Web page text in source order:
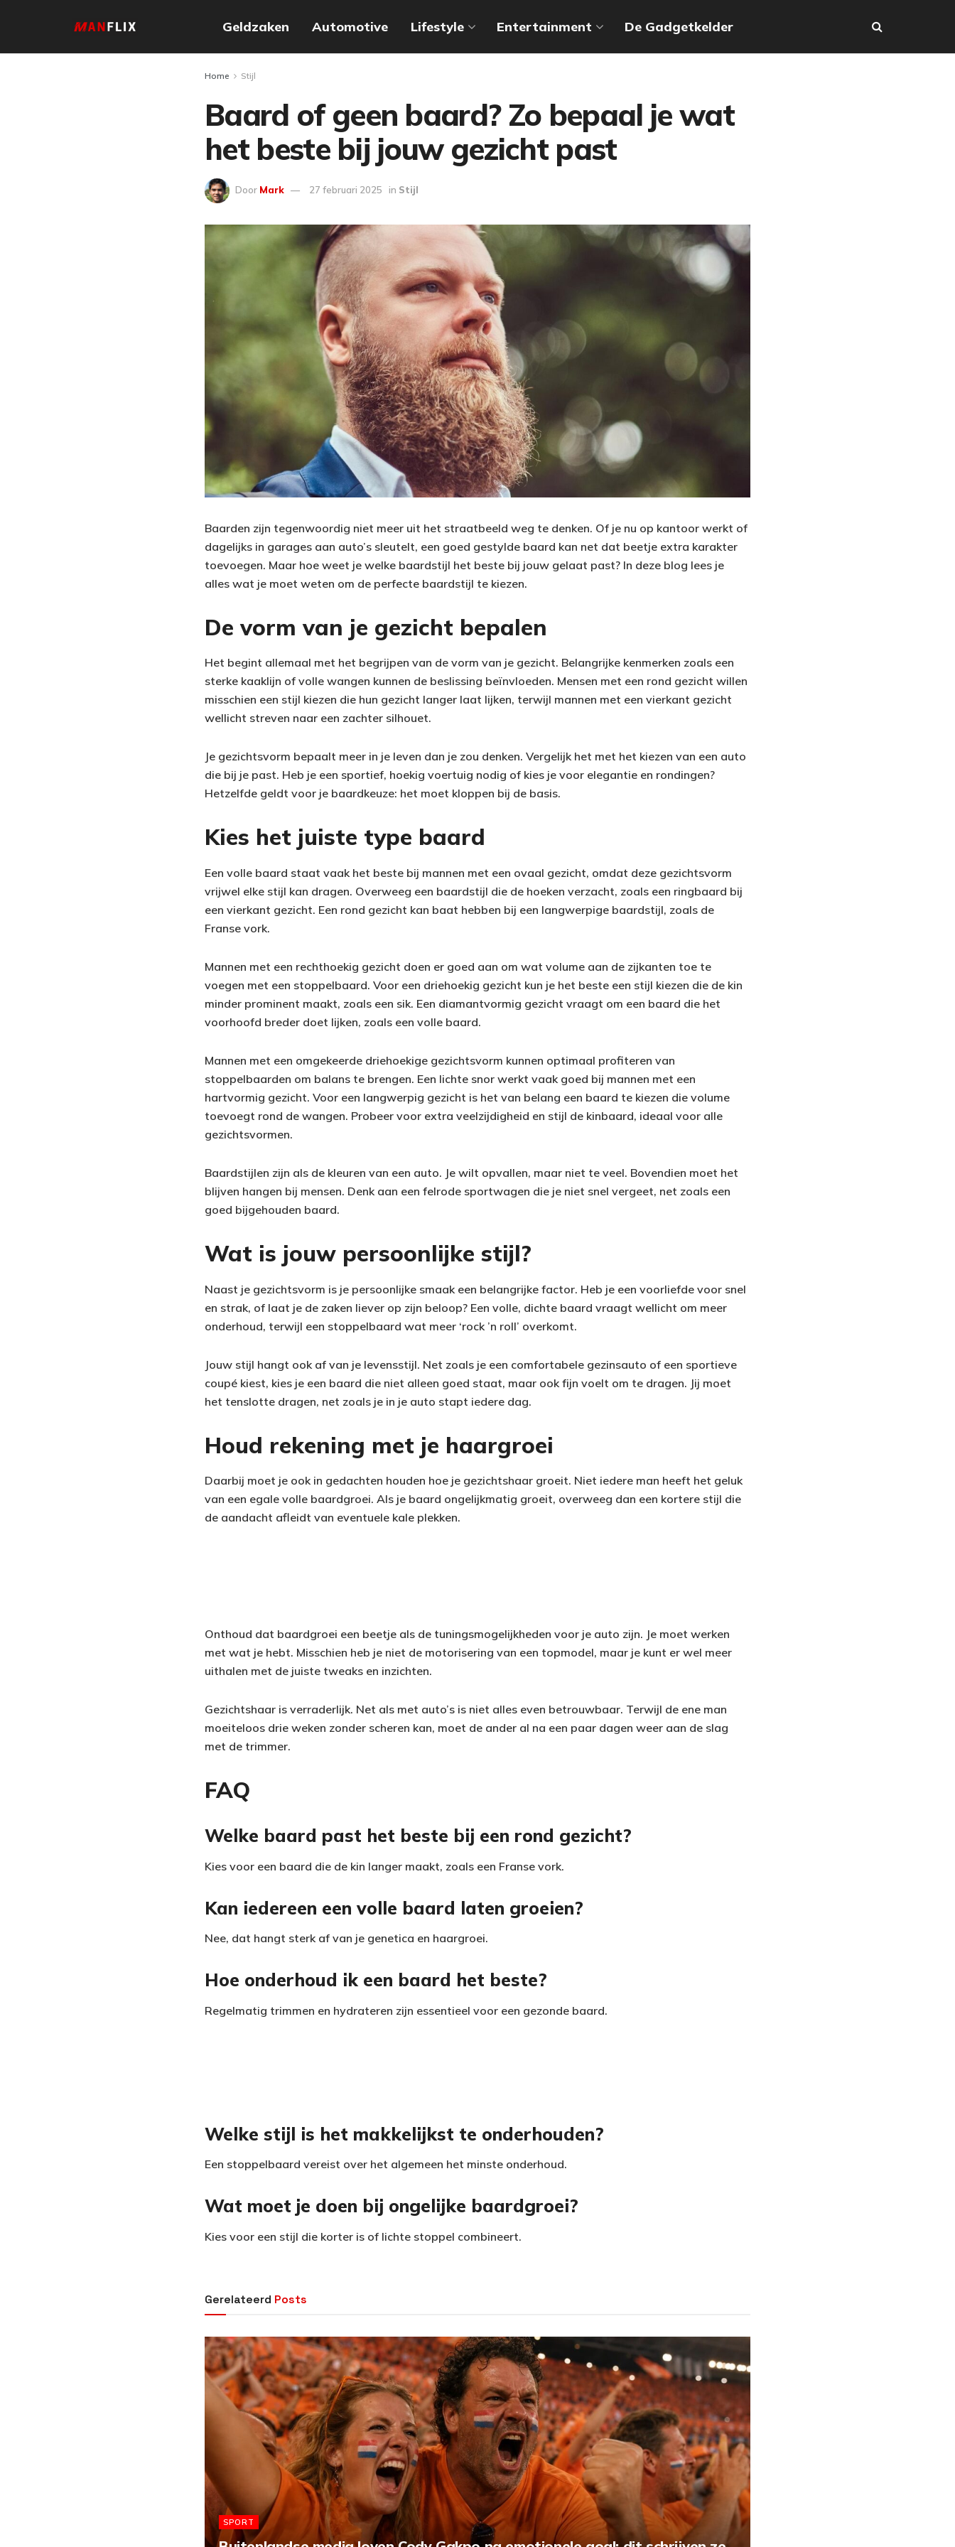
Geldzaken Automotive Lifestyle Entertainment De Gadgetkelder
Home Stijl
Baard of geen baard? Zo bepaal je wat
het beste bij jouw gezicht past
Door Mark 27 februari 2025 in Stijl
Baarden zijn tegenwoordig niet meer uit het straatbeeld weg te denken. Of je nu op kantoor werkt of
dagelijks in garages aan auto’s sleutelt, een goed gestylde baard kan net dat beetje extra karakter
toevoegen. Maar hoe weet je welke baardstijl het beste bij jouw gelaat past? In deze blog lees je
alles wat je moet weten om de perfecte baardstijl te kiezen.
De vorm van je gezicht bepalen
Het begint allemaal met het begrijpen van de vorm van je gezicht. Belangrijke kenmerken zoals een
sterke kaaklijn of volle wangen kunnen de beslissing beïnvloeden. Mensen met een rond gezicht willen
misschien een stijl kiezen die hun gezicht langer laat lijken, terwijl mannen met een vierkant gezicht
wellicht streven naar een zachter silhouet.
Je gezichtsvorm bepaalt meer in je leven dan je zou denken. Vergelijk het met het kiezen van een auto
die bij je past. Heb je een sportief, hoekig voertuig nodig of kies je voor elegantie en rondingen?
Hetzelfde geldt voor je baardkeuze: het moet kloppen bij de basis.
Kies het juiste type baard
Een volle baard staat vaak het beste bij mannen met een ovaal gezicht, omdat deze gezichtsvorm
vrijwel elke stijl kan dragen. Overweeg een baardstijl die de hoeken verzacht, zoals een ringbaard bij
een vierkant gezicht. Een rond gezicht kan baat hebben bij een langwerpige baardstijl, zoals de
Franse vork.
Mannen met een rechthoekig gezicht doen er goed aan om wat volume aan de zijkanten toe te
voegen met een stoppelbaard. Voor een driehoekig gezicht kun je het beste een stijl kiezen die de kin
minder prominent maakt, zoals een sik. Een diamantvormig gezicht vraagt om een baard die het
voorhoofd breder doet lijken, zoals een volle baard.
Mannen met een omgekeerde driehoekige gezichtsvorm kunnen optimaal profiteren van
stoppelbaarden om balans te brengen. Een lichte snor werkt vaak goed bij mannen met een
hartvormig gezicht. Voor een langwerpig gezicht is het van belang een baard te kiezen die volume
toevoegt rond de wangen. Probeer voor extra veelzijdigheid en stijl de kinbaard, ideaal voor alle
gezichtsvormen.
Baardstijlen zijn als de kleuren van een auto. Je wilt opvallen, maar niet te veel. Bovendien moet het
blijven hangen bij mensen. Denk aan een felrode sportwagen die je niet snel vergeet, net zoals een
goed bijgehouden baard.
Wat is jouw persoonlijke stijl?
Naast je gezichtsvorm is je persoonlijke smaak een belangrijke factor. Heb je een voorliefde voor snel
en strak, of laat je de zaken liever op zijn beloop? Een volle, dichte baard vraagt wellicht om meer
onderhoud, terwijl een stoppelbaard wat meer ‘rock ’n roll’ overkomt.
Jouw stijl hangt ook af van je levensstijl. Net zoals je een comfortabele gezinsauto of een sportieve
coupé kiest, kies je een baard die niet alleen goed staat, maar ook fijn voelt om te dragen. Jij moet
het tenslotte dragen, net zoals je in je auto stapt iedere dag.
Houd rekening met je haargroei
Daarbij moet je ook in gedachten houden hoe je gezichtshaar groeit. Niet iedere man heeft het geluk
van een egale volle baardgroei. Als je baard ongelijkmatig groeit, overweeg dan een kortere stijl die
de aandacht afleidt van eventuele kale plekken.
Onthoud dat baardgroei een beetje als de tuningsmogelijkheden voor je auto zijn. Je moet werken
met wat je hebt. Misschien heb je niet de motorisering van een topmodel, maar je kunt er wel meer
uithalen met de juiste tweaks en inzichten.
Gezichtshaar is verraderlijk. Net als met auto’s is niet alles even betrouwbaar. Terwijl de ene man
moeiteloos drie weken zonder scheren kan, moet de ander al na een paar dagen weer aan de slag
met de trimmer.
FAQ
Welke baard past het beste bij een rond gezicht?
Kies voor een baard die de kin langer maakt, zoals een Franse vork.
Kan iedereen een volle baard laten groeien?
Nee, dat hangt sterk af van je genetica en haargroei.
Hoe onderhoud ik een baard het beste?
Regelmatig trimmen en hydrateren zijn essentieel voor een gezonde baard.
Welke stijl is het makkelijkst te onderhouden?
Een stoppelbaard vereist over het algemeen het minste onderhoud.
Wat moet je doen bij ongelijke baardgroei?
Kies voor een stijl die korter is of lichte stoppel combineert.
Gerelateerd Posts
SPORT